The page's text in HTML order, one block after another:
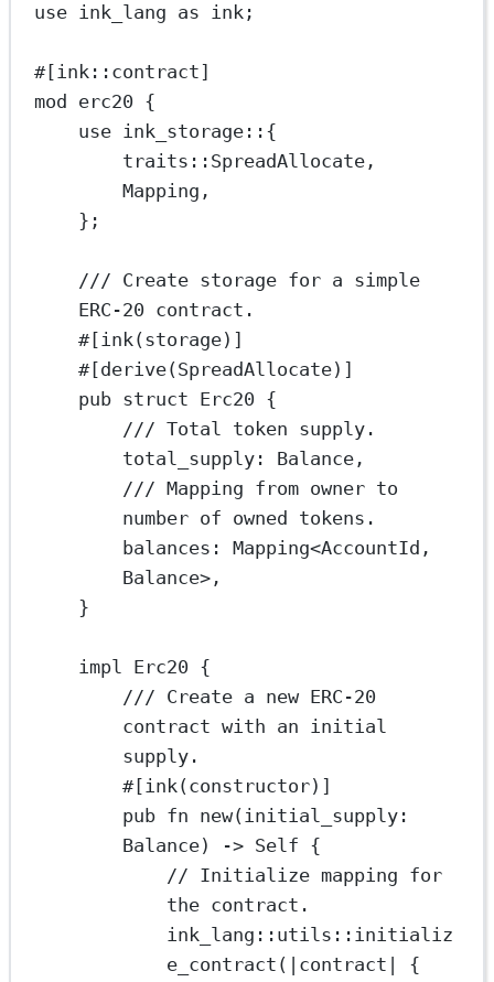
use ink_lang as ink;
#[ink :: contract]
mod
erc20 {
use ink_storage :: {
traits :: SpreadAllocate ,
Mapping ,
};
/// Create storage for a simple
ERC-20 contract.
#[ink(storage)]
#[derive(SpreadAllocate)]
pub struct Erc20 {
/// Total token supply.
total_supply : Balance ,
/// Mapping from owner to
number of owned tokens.
balances : Mapping<AccountId
Balance>,
}
impl Erc20 {
/// Create a new ERC-20
contract with an initial
supply.
#[ink(constructor)]
pub fn new(initial_supply :
Balance) -> Self {
// Initialize mapping for
the contract.
ink_lang :: utils :: initializ
e_contract ( contract
{